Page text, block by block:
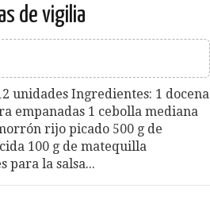
de vigilia
unidades Ingredientes: 1 docena
empanadas 1 cebolla mediana
rijo picado 500 g de
100 g de matequilla
para la salsa...